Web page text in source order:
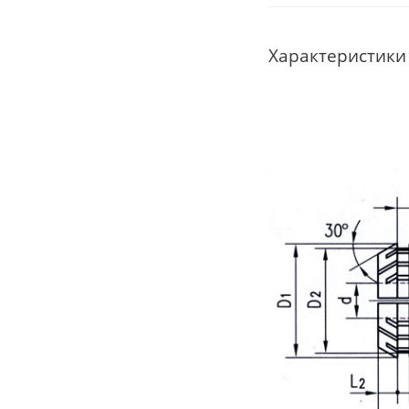
Характеристики